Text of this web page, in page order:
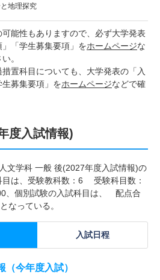
地理探究
能性もありますので、必ず大学発表
「学生募集要項」をホームページな
。
置科目についても、大学発表の「入
募集要項」をホームページなどで確
度入試情報)
文学科 一般 後(2027年度入試情報)の
目は、受験教科数：6 受験科目数：
個別試験の入試科目は、 配点合
なっている。
入試日程
（今年度入試）